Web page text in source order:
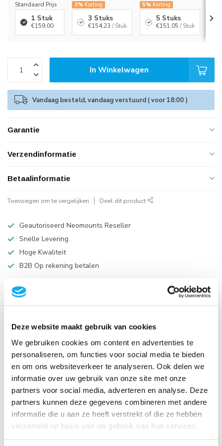
Deze website maakt gebruik van cookies
We gebruiken cookies om content en advertenties te
personaliseren, om functies voor social media te bieden
en om ons websiteverkeer te analyseren. Ook delen we
informatie over uw gebruik van onze site met onze
partners voor social media, adverteren en analyse. Deze
partners kunnen deze gegevens combineren met andere
informatie die u aan ze heeft verstrekt of die ze hebben
verzameld op basis van uw gebruik van hun services.
Standaard Prijs
1 Stuk
€159,00
3% Korting
3 Stuks
€154,23 / Stuk
5% Korting
5 Stuks
€151,05 / Stuk
In Winkelwagen
Vandaag besteld, vandaag verstuurd ( voor 18:00 )
Garantie
Verzendinformatie
Betaalinformatie
Toevoegen om te vergelijken Deel dit product
Geautoriseerd Neomounts Reseller
Snelle Levering
Hoge Kwaliteit
B2B Op rekening betalen
Productomschrijving
Specificaties
Reviews
Gerelateerde producten
Neomounts DS22-840BL6